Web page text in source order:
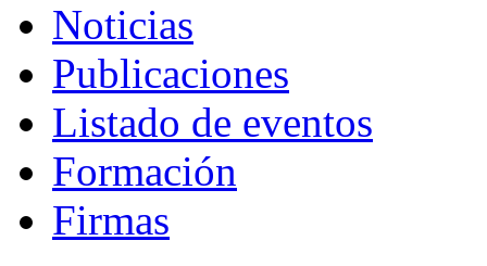
Noticias
Publicaciones
Listado de eventos
Formación
Firmas